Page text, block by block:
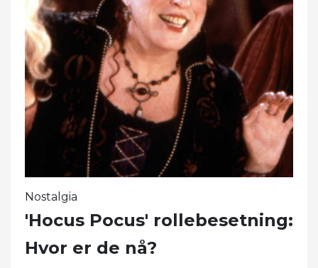
Nostalgia
'Hocus Pocus' rollebesetning:
Hvor er de nå?